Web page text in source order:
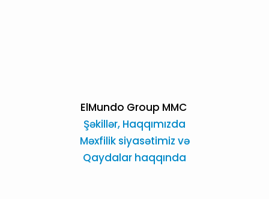
ElMundo Group MMC
Şəkillər, Haqqımızda
Məxfilik siyasətimiz və
Qaydalar haqqında